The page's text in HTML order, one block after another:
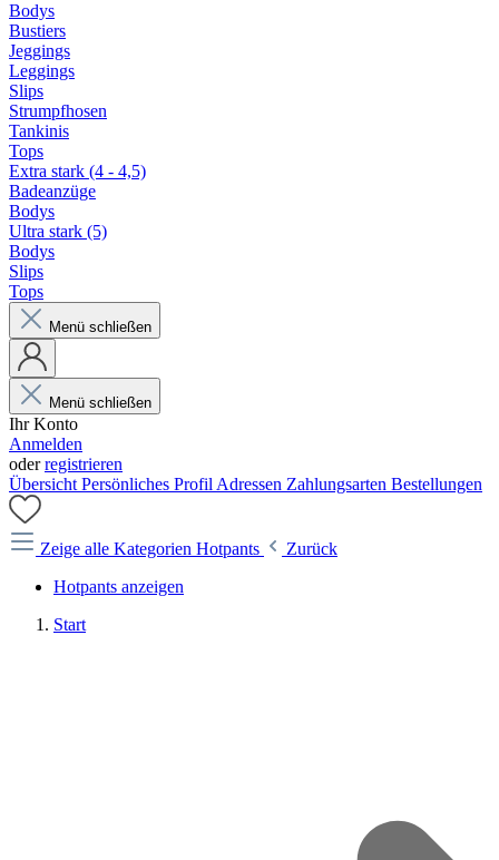
Bodys
Bustiers
Jeggings
Leggings
Slips
Strumpfhosen
Tankinis
Tops
Extra stark (4 - 4,5)
Badeanzüge
Bodys
Ultra stark (5)
Bodys
Slips
Tops
Menü schließen
Menü schließen
Ihr Konto
Anmelden
oderregistrieren
Übersicht Persönliches Profil Adressen Zahlungsarten Bestellungen
Zeige alle Kategorien Hotpants
Zurück
Hotpants anzeigen
Start